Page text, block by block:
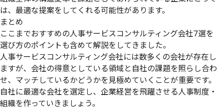
は、最適な提案をしてくれる可能性があります。
まとめ
ここまでおすすめの人事サービスコンサルティング会社7選を
選び方のポイントも含めて解説をしてきました。
人事サービスコンサルティング会社には数多くの会社が存在し
ますが、会社の得意としている領域と自社の課題を照らし合わ
せ、マッチしているかどうかを見極めていくことが重要です。
自社に最適な会社を選定し、企業経営を飛躍させる人事制度・
組織を作っていきましょう。